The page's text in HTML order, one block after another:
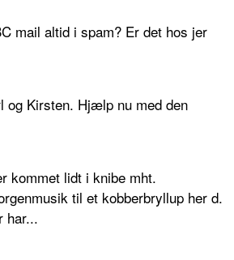
mail altid i spam? Er det hos jer
og Kirsten. Hjælp nu med den
kommet lidt i knibe mht.
til et kobberbryllup her d.
har...